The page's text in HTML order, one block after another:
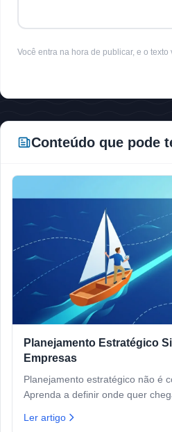
Você entra na hora de publicar, e o texto
Conteúdo que pode
Planejamento Estratégico
Empresas
Planejamento estratégico não é
Aprenda a definir onde quer
burocracia.
Ler artigo